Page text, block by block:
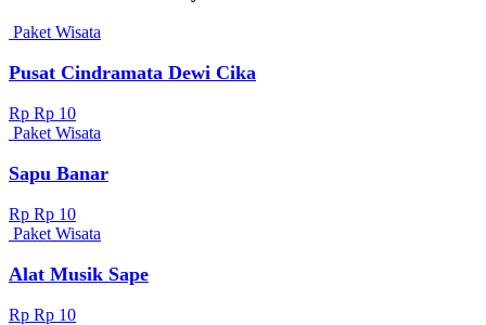
Paket Wisata
Pusat Cindramata Dewi Cika
Rp Rp 10
Paket Wisata
Sapu Banar
Rp Rp 10
Paket Wisata
Alat Musik Sape
Rp Rp 10